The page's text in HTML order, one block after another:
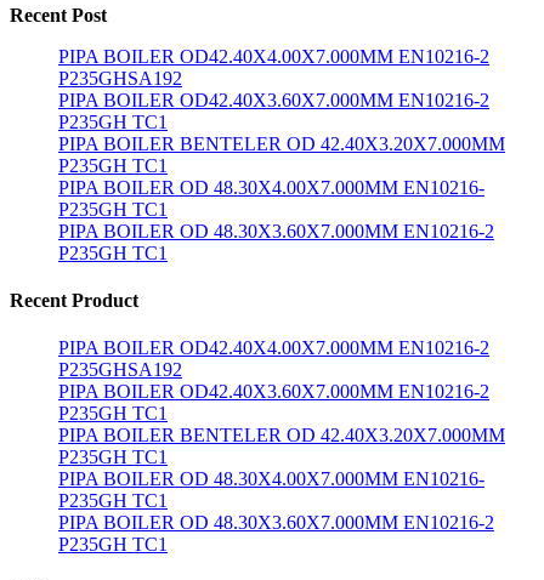
Recent Post
PIPA BOILER OD42.40X4.00X7.000MM EN10216-2
P235GHSA192
PIPA BOILER OD42.40X3.60X7.000MM EN10216-2
P235GH TC1
PIPA BOILER BENTELER OD 42.40X3.20X7.000MM
P235GH TC1
PIPA BOILER OD 48.30X4.00X7.000MM EN10216-
P235GH TC1
PIPA BOILER OD 48.30X3.60X7.000MM EN10216-2
P235GH TC1
Recent Product
PIPA BOILER OD42.40X4.00X7.000MM EN10216-2
P235GHSA192
PIPA BOILER OD42.40X3.60X7.000MM EN10216-2
P235GH TC1
PIPA BOILER BENTELER OD 42.40X3.20X7.000MM
P235GH TC1
PIPA BOILER OD 48.30X4.00X7.000MM EN10216-
P235GH TC1
PIPA BOILER OD 48.30X3.60X7.000MM EN10216-2
P235GH TC1